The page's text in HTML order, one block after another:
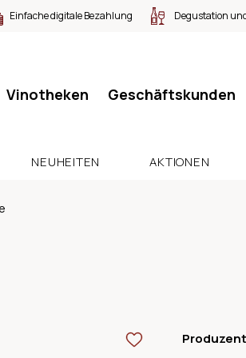
Einfache digitale Bezahlung Degustation
Vinotheken Geschäftskunden
NEUHEITEN AKTIONEN
Produzent